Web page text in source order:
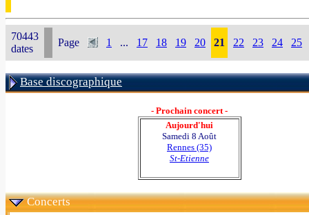
70443
dates
Page 1 ... 17 18 19 20 21 22 23 24 25
Base discographique
- Prochain concert -
Aujourd'hui
Samedi 8 Août
Rennes (35)
St-Etienne
Concerts